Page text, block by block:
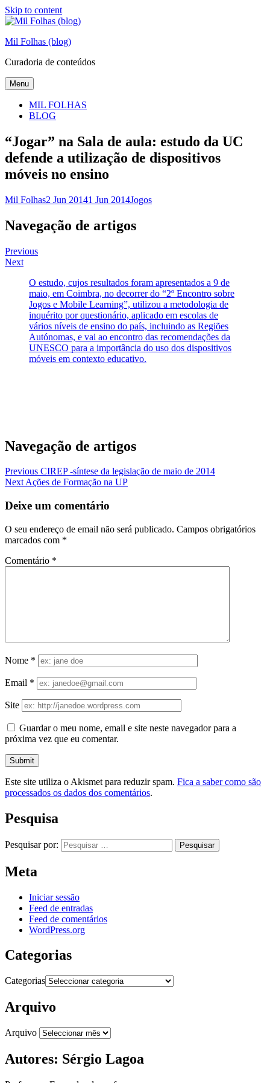
Skip to content
Mil Folhas (blog)
Curadoria de conteúdos
Menu
MIL FOLHAS
BLOG
“Jogar” na Sala de aula: estudo da UC
defende a utilização de dispositivos
móveis no ensino
Mil Folhas2 Jun 20141 Jun 2014Jogos
Navegação de artigos
Previous
Next
O estudo, cujos resultados foram apresentados a 9 de
maio, em Coimbra, no decorrer do “2º Encontro sobre
Jogos e Mobile Learning”, utilizou a metodologia de
inquérito por questionário, aplicado em escolas de
vários níveis de ensino do país, incluindo as Regiões
Autónomas, e vai ao encontro das recomendações da
UNESCO para a importância do uso dos dispositivos
móveis em contexto educativo.
Navegação de artigos
Previous CIREP -síntese da legislação de maio de 2014
NextAções de Formação na UP
Deixe um comentário
O seu endereço de email não será publicado. Campos obrigatórios
marcados com *
Comentário *
Nome *
Email *
Site
Guardar o meu nome, email e site neste navegador para a
próxima vez que eu comentar.
Este site utiliza o Akismet para reduzir spam. Fica a saber como são
processados os dados dos comentários.
Pesquisa
Pesquisar por:
Meta
Iniciar sessão
Feed de entradas
Feed de comentários
WordPress.org
Categorias
Categorias
Arquivo
Arquivo
Autores: Sérgio Lagoa